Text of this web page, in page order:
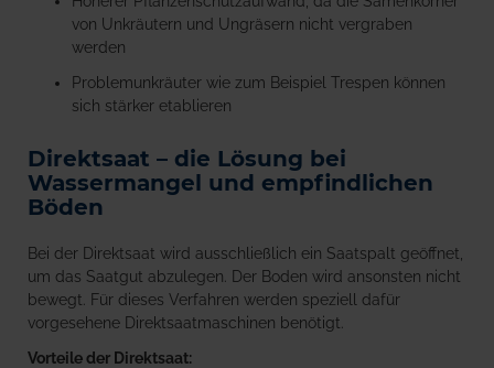
von Unkräutern und Ungräsern nicht vergraben
werden
Problemunkräuter wie zum Beispiel Trespen können
sich stärker etablieren
Direktsaat – die Lösung bei
Wassermangel und empfindlichen
Böden
Bei der Direktsaat wird ausschließlich ein Saatspalt geöffnet,
um das Saatgut abzulegen. Der Boden wird ansonsten nicht
bewegt. Für dieses Verfahren werden speziell dafür
vorgesehene Direktsaatmaschinen benötigt.
Vorteile der Direktsaat: